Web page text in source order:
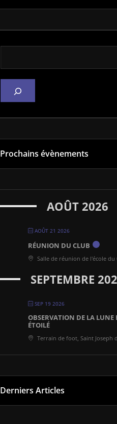
Rechercher dans le site
Prochains évènements
AOÛT 2026
AOÛT 21 2026
RÉUNION DU CLUB
Salle de réunion de l'école du
SEPTEMBRE
SEP 19 2026
OBSERVATION DE LA LUNE
ÉTOILÉ
Terrain de foot, Saint Joseph
Derniers Articles